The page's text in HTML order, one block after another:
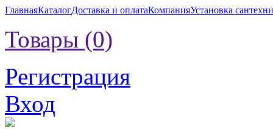
ГлавнаяКаталогДоставка и оплатаКомпанияУстановка
Товары (0)
Регистрация
Вход